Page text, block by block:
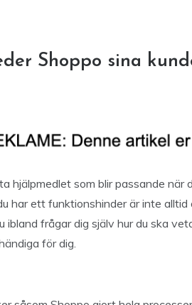
Shoppo sina
hjälpmedlet som blir passande när
har ett funktionshinder är inte
ibland frågar dig själv hur du ska
för dig.